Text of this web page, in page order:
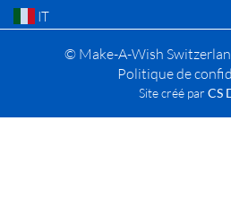
IT
© Make-A-Wish
Politique de
Site créé par CS